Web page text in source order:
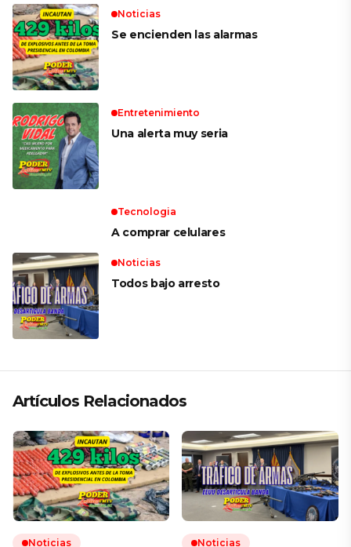
Noticias
Se encienden las alarmas
Entretenimiento
Una alerta muy seria
Tecnologia
A comprar celulares
Noticias
Todos bajo arresto
Artículos Relacionados
Noticias Noticias